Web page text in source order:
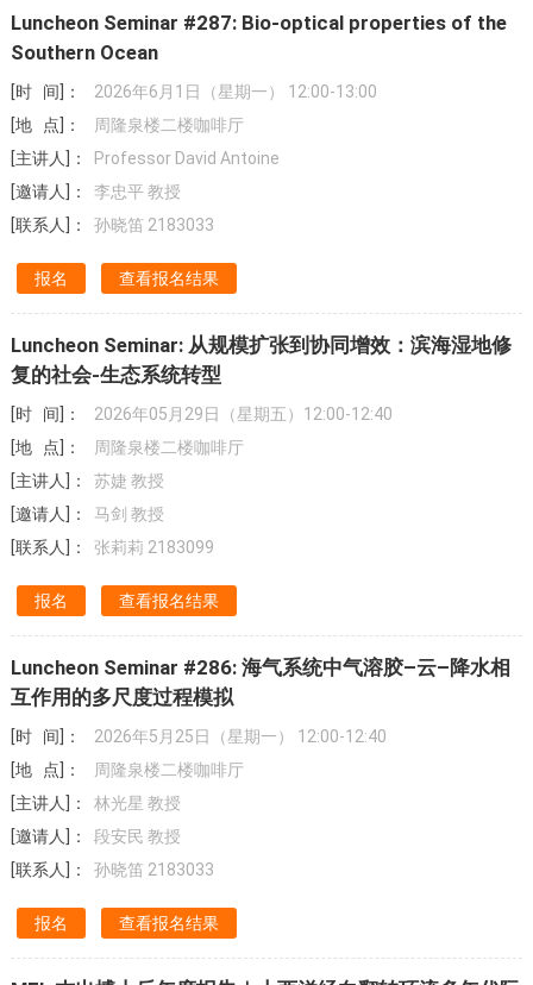
Luncheon Seminar #287: Bio-optical properties of the
Southern Ocean
[时 间]：
2026年6月1日（星期一） 12:00-13:00
[地 点]：
周隆泉楼二楼咖啡厅
[主讲人]：
Professor David Antoine
[邀请人]：
李忠平 教授
[联系人]：
孙晓笛 2183033
报名 查看报名结果
Luncheon Seminar: 从规模扩张到协同增效：滨海湿地修
复的社会-生态系统转型
[时 间]：
2026年05月29日（星期五）12:00-12:40
[地 点]：
周隆泉楼二楼咖啡厅
[主讲人]：
苏婕 教授
[邀请人]：
马剑 教授
[联系人]：
张莉莉 2183099
报名 查看报名结果
Luncheon Seminar #286: 海气系统中气溶胶–云–降水相
互作用的多尺度过程模拟
[时 间]：
2026年5月25日（星期一） 12:00-12:40
[地 点]：
周隆泉楼二楼咖啡厅
[主讲人]：
林光星 教授
[邀请人]：
段安民 教授
[联系人]：
孙晓笛 2183033
报名 查看报名结果